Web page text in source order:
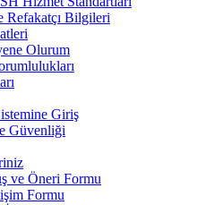
Refakatçı Bilgileri
Olurum
Giriş
Güvenliği
ve Öneri Formu
Formu